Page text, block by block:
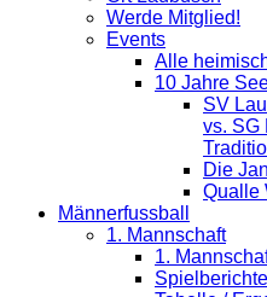
Werde Mitglied!
Events
Alle
10 Jahre
SV
vs. SG
Die
Qualle
Männerfussball
1. Mannschaft
1.
Spielberichte